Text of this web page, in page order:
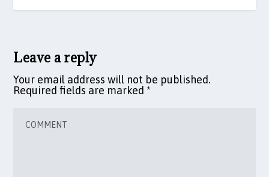
Leave a reply
Your email address will not be published.
Required fields are marked *